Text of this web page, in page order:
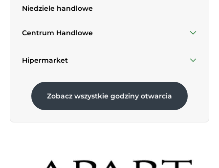
Sobota
Niedziele handlowe
Centrum Handlowe
Niedziela 30 Sierpnia
Hipermarket
Niedziela 30 Sierpnia 06:00 - 21:00
Zobacz wszystkie godziny otwarcia